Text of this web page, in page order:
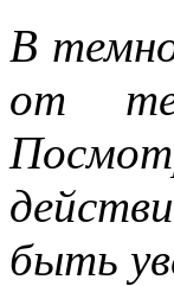
В
от
быть